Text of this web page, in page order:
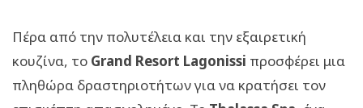
Πέρα από την πολυτέλεια και την εξαιρετική
κουζίνα, το Grand Resort Lagonissi προσφέρει μια
πληθώρα δραστηριοτήτων για να κρατήσει τον